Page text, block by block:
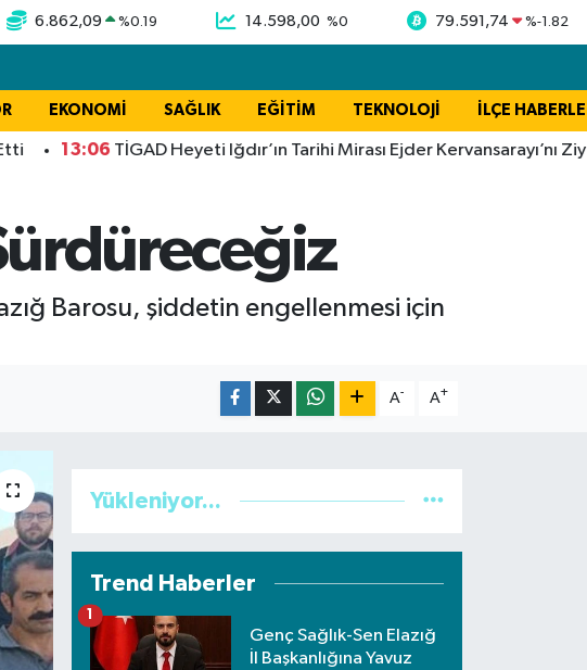
6.862,09 %0.19 14.598,00 %0 79.591,74 %-1.82
EKONOMİ SAĞLIK EĞİTİM TEKNOLOJİ İLÇE
13:06 TİGAD Heyeti Iğdır’ın Tarihi Mirası Ejder Kervansarayı’nı Ziyaret
Barosu, şiddetin engellenmesi için
A- A+
Yükleniyor...
Trend Haberler
Genç Sağlık-Sen Elazığ
İl Başkanlığına Yavuz
1